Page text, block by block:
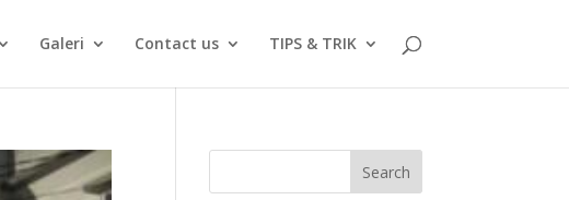
Galeri Contact us TIPS & TRIK